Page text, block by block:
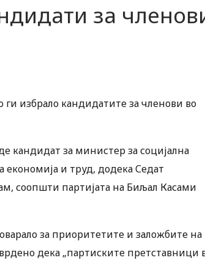
за
избрало кандидатите за членови во
за министер за социјална
и труд, додека Седат
соопшти партијата на Биљал Касами
за приоритетите и заложбите на
дека „партиските претставници